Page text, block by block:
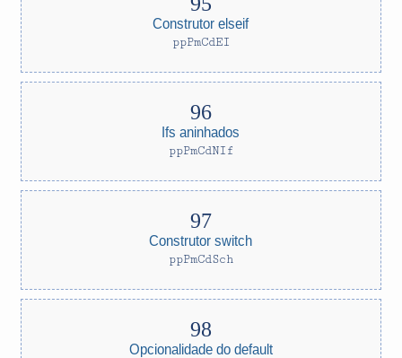
Construtor elseif
ppPmCdEI
Ifs aninhados
ppPmCdNIf
Construtor switch
ppPmCdSch
Opcionalidade do default